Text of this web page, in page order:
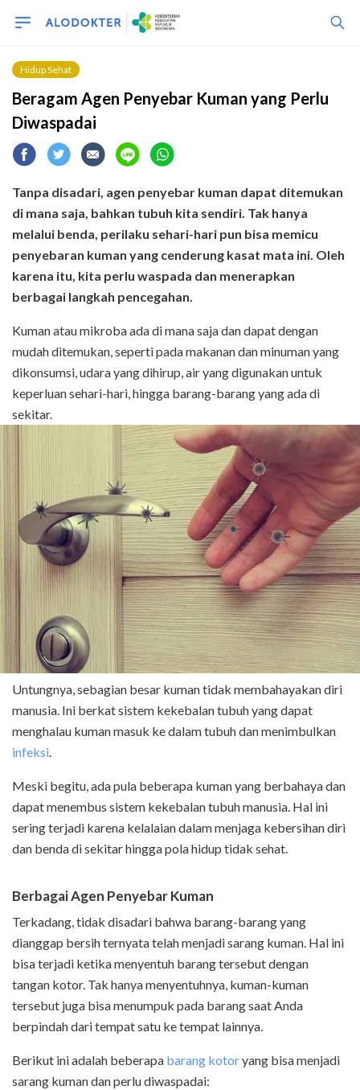
Hidup Sehat
Beragam Agen Penyebar Kuman yang Perlu
Diwaspadai
Tanpa disadari, agen penyebar kuman dapat ditemukan
di mana saja, bahkan tubuh kita sendiri. Tak hanya
melalui benda, perilaku sehari-hari pun bisa memicu
penyebaran kuman yang cenderung kasat mata ini. Oleh
karena itu, kita perlu waspada dan menerapkan
berbagai langkah pencegahan.
Kuman atau mikroba ada di mana saja dan dapat dengan
mudah ditemukan, seperti pada makanan dan minuman yang
dikonsumsi, udara yang dihirup, air yang digunakan untuk
keperluan sehari-hari, hingga barang-barang yang ada di
sekitar.
Untungnya, sebagian besar kuman tidak membahayakan diri
manusia. Ini berkat sistem kekebalan tubuh yang dapat
menghalau kuman masuk ke dalam tubuh dan menimbulkan
infeksi.
Meski begitu, ada pula beberapa kuman yang berbahaya dan
dapat menembus sistem kekebalan tubuh manusia. Hal ini
sering terjadi karena kelalaian dalam menjaga kebersihan diri
dan benda di sekitar hingga pola hidup tidak sehat.
Berbagai Agen Penyebar Kuman
Terkadang, tidak disadari bahwa barang-barang yang
dianggap bersih ternyata telah menjadi sarang kuman. Hal ini
bisa terjadi ketika menyentuh barang tersebut dengan
tangan kotor. Tak hanya menyentuhnya, kuman-kuman
tersebut juga bisa menumpuk pada barang saat Anda
berpindah dari tempat satu ke tempat lainnya.
Berikut ini adalah beberapa barang kotoryang bisa menjadi
sarang kuman dan perlu diwaspadai: